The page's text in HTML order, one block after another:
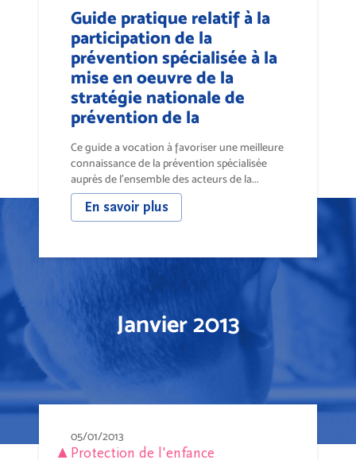
Guide pratique relatif à la
participation de la
prévention spécialisée à la
mise en oeuvre de la
stratégie nationale de
prévention de la
Ce guide a vocation à favoriser une meilleure
connaissance de la prévention spécialisée
auprès de l’ensemble des acteurs de la...
En savoir plus
Janvier 2013
05/01/2013
Protection de l'enfance